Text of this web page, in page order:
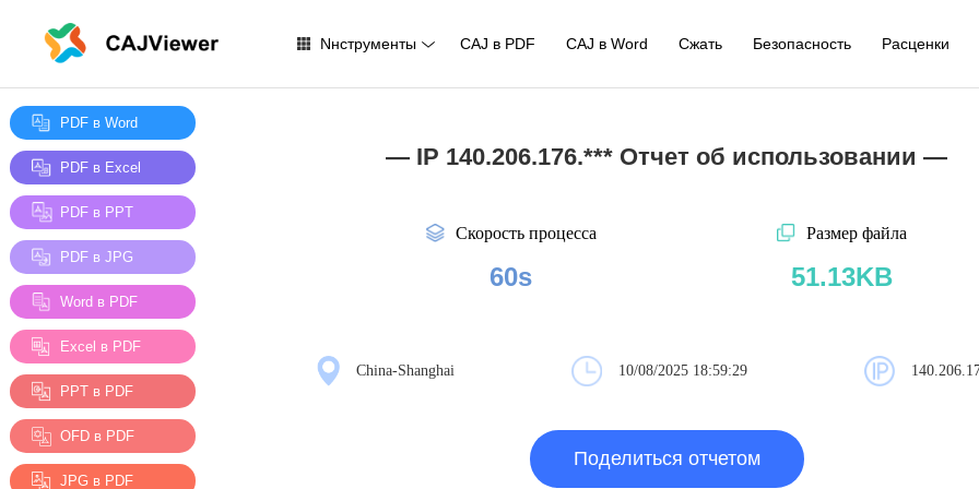
Nнструменты CAJ в PDF CAJ в Word Сжать Безопасность Расценки
PDF в Word
PDF в Excel
PDF в PPT
PDF в JPG
Word в PDF
Excel в PDF
PPT в PDF
OFD в PDF
JPG в PDF
— IP 140.206.176.*** Отчет об использовании —
Скорость процесса
60s
Размер файла
51.13KB
China-Shanghai 10/08/2025 18:59:29
Поделиться отчетом